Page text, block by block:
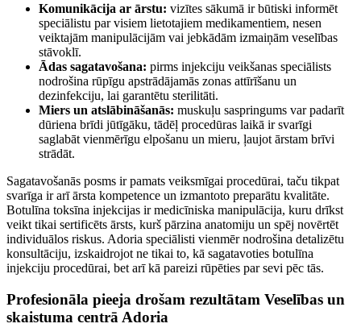
Komunikācija ar ārstu: vizītes sākumā ir būtiski informēt
speciālistu par visiem lietotajiem medikamentiem, nesen
veiktajām manipulācijām vai jebkādām izmaiņām veselības
stāvoklī.
Ādas sagatavošana: pirms injekciju veikšanas speciālists
nodrošina rūpīgu apstrādājamās zonas attīrīšanu un
dezinfekciju, lai garantētu sterilitāti.
Miers un atslābināšanās: muskuļu saspringums var padarīt
dūriena brīdi jūtīgāku, tādēļ procedūras laikā ir svarīgi
saglabāt vienmērīgu elpošanu un mieru, ļaujot ārstam brīvi
strādāt.
Sagatavošanās posms ir pamats veiksmīgai procedūrai, taču tikpat
svarīga ir arī ārsta kompetence un izmantoto preparātu kvalitāte.
Botulīna toksīna injekcijas ir medicīniska manipulācija, kuru drīkst
veikt tikai sertificēts ārsts, kurš pārzina anatomiju un spēj novērtēt
individuālos riskus. Adoria speciālisti vienmēr nodrošina detalizētu
konsultāciju, izskaidrojot ne tikai to, kā sagatavoties botulīna
injekciju procedūrai, bet arī kā pareizi rūpēties par sevi pēc tās.
Profesionāla pieeja drošam rezultātam Veselības un
skaistuma centrā Adoria